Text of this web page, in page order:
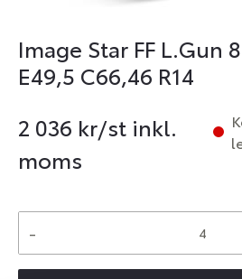
Image Star FF L.Gun
E49,5 C66,46 R14
2 036 kr/st inkl.
moms
-